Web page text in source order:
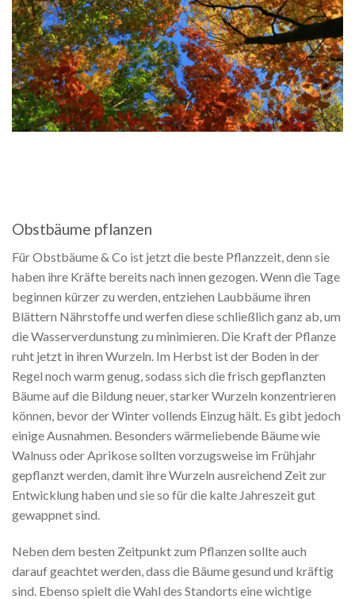
Obstbäume pflanzen
Für Obstbäume & Co ist jetzt die beste Pflanzzeit, denn sie
haben ihre Kräfte bereits nach innen gezogen. Wenn die Tage
beginnen kürzer zu werden, entziehen Laubbäume ihren
Blättern Nährstoffe und werfen diese schließlich ganz ab, um
die Wasserverdunstung zu minimieren. Die Kraft der Pflanze
ruht jetzt in ihren Wurzeln. Im Herbst ist der Boden in der
Regel noch warm genug, sodass sich die frisch gepflanzten
Bäume auf die Bildung neuer, starker Wurzeln konzentrieren
können, bevor der Winter vollends Einzug hält. Es gibt jedoch
einige Ausnahmen. Besonders wärmeliebende Bäume wie
Walnuss oder Aprikose sollten vorzugsweise im Frühjahr
gepflanzt werden, damit ihre Wurzeln ausreichend Zeit zur
Entwicklung haben und sie so für die kalte Jahreszeit gut
gewappnet sind.
Neben dem besten Zeitpunkt zum Pflanzen sollte auch
darauf geachtet werden, dass die Bäume gesund und kräftig
sind. Ebenso spielt die Wahl des Standorts eine wichtige